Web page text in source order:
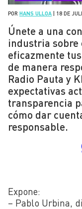
POR HANS ULLOA 18 DE
Únete a una
industria sobre
eficazmente
de manera
Radio Pauta y
expectativas
transparencia
cómo dar
responsable.
Expone:
– Pablo Urbina,